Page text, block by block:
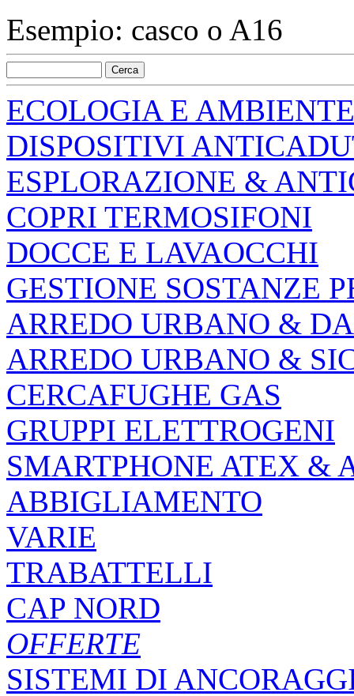
Esempio: casco o A16
ECOLOGIA E AMBIENTE
DISPOSITIVI
ESPLORAZIONE &
COPRI TERMOSIFONI
DOCCE E LAVAOCCHI
GESTIONE SOSTANZE
ARREDO URBANO &
ARREDO URBANO &
CERCAFUGHE GAS
GRUPPI ELETTROGENI
SMARTPHONE ATEX &
ABBIGLIAMENTO
VARIE
TRABATTELLI
CAP NORD
OFFERTE
SISTEMI DI